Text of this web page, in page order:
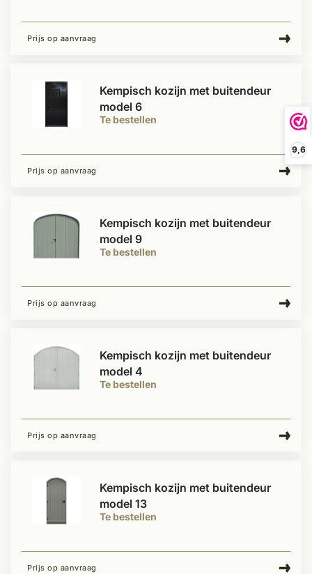
9,6
Prijs op aanvraag
Te bestellen
Kempisch kozijn met buitendeur
model 6
Prijs op aanvraag
Te bestellen
Kempisch kozijn met buitendeur
model 9
Prijs op aanvraag
Te bestellen
Kempisch kozijn met buitendeur
model 4
Prijs op aanvraag
Te bestellen
Kempisch kozijn met buitendeur
model 13
Prijs op aanvraag